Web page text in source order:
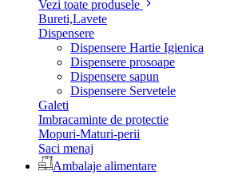
Vezi toate produsele
Bureti,Lavete
Dispensere
Dispensere Hartie Igienica
Dispensere prosoape
Dispensere sapun
Dispensere Servetele
Galeti
Imbracaminte de protectie
Mopuri-Maturi-perii
Saci menaj
Ambalaje alimentare